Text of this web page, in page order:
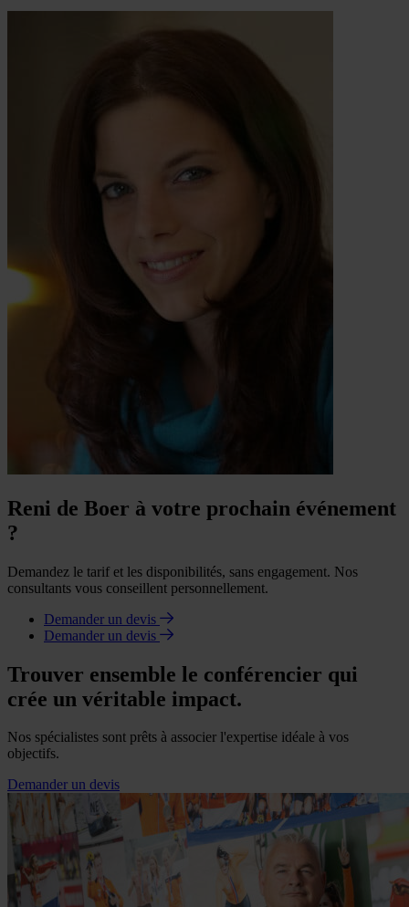
Reni de Boer à votre prochain événement
?
Demandez le tarif et les disponibilités, sans engagement. Nos
consultants vous conseillent personnellement.
Demander un devis
Demander un devis
Trouver ensemble le conférencier qui
crée un véritable impact.
Nos spécialistes sont prêts à associer l'expertise idéale à vos
objectifs.
Demander un devis